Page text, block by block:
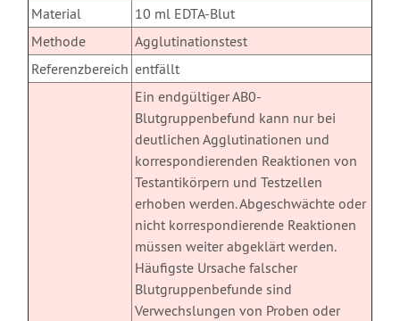
Material
10 ml EDTA-Blut
Methode
Agglutinationstest
Referenzbereich entfällt
Ein endgültiger AB0-
Blutgruppenbefund kann nur bei
deutlichen Agglutinationen und
korrespondierenden Reaktionen von
Testantikörpern und Testzellen
erhoben werden. Abgeschwächte oder
nicht korrespondierende Reaktionen
müssen weiter abgeklärt werden.
Häufigste Ursache falscher
Blutgruppenbefunde sind
Verwechslungen von Proben oder